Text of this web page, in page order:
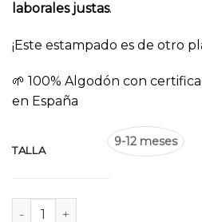
25,90€.
laborales justas.
¡Este estampado es de otro
🌱 100% Algodón con
en España
TALLA
9-12 meses
Camisa infantil Platillos cantidad